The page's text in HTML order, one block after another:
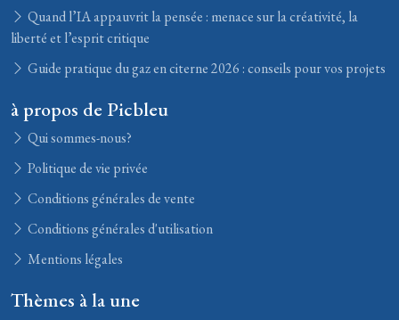
Quand l’IA appauvrit la pensée : menace sur la créativité, la
liberté et l’esprit critique
Guide pratique du gaz en citerne 2026 : conseils pour vos projets
à propos de Picbleu
Qui sommes-nous?
Politique de vie privée
Conditions générales de vente
Conditions générales d'utilisation
Mentions légales
Thèmes à la une